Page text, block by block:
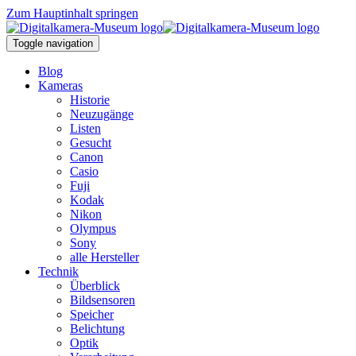
Zum Hauptinhalt springen
Toggle navigation
Blog
Kameras
Historie
Neuzugänge
Listen
Gesucht
Canon
Casio
Fuji
Kodak
Nikon
Olympus
Sony
alle Hersteller
Technik
Überblick
Bildsensoren
Speicher
Belichtung
Optik